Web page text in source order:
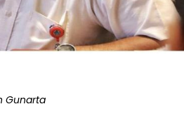
Gunarta